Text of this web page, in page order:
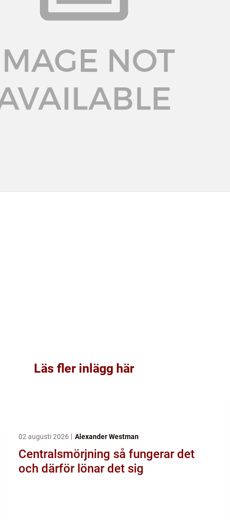
Läs fler inlägg här
02 augusti 2026 Alexander Westman
Centralsmörjning så fungerar det
och därför lönar det sig